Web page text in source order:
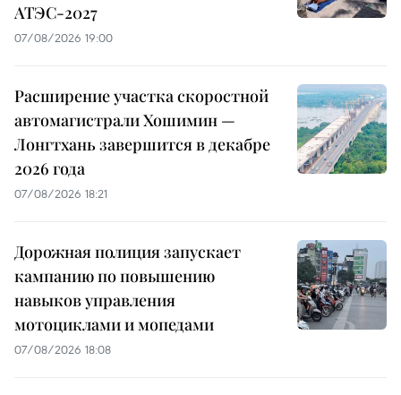
АТЭС-2027
07/08/2026 19:00
Расширение участка скоростной
автомагистрали Хошимин —
Лонгтхань завершится в декабре
2026 года
07/08/2026 18:21
Дорожная полиция запускает
кампанию по повышению
навыков управления
мотоциклами и мопедами
07/08/2026 18:08